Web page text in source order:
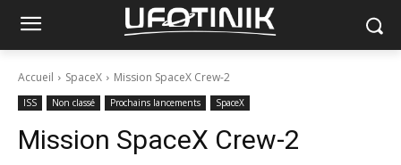
Accueil SpaceX Mission SpaceX Crew-2
ISS Non classé Prochains lancements SpaceX
Mission SpaceX Crew-2